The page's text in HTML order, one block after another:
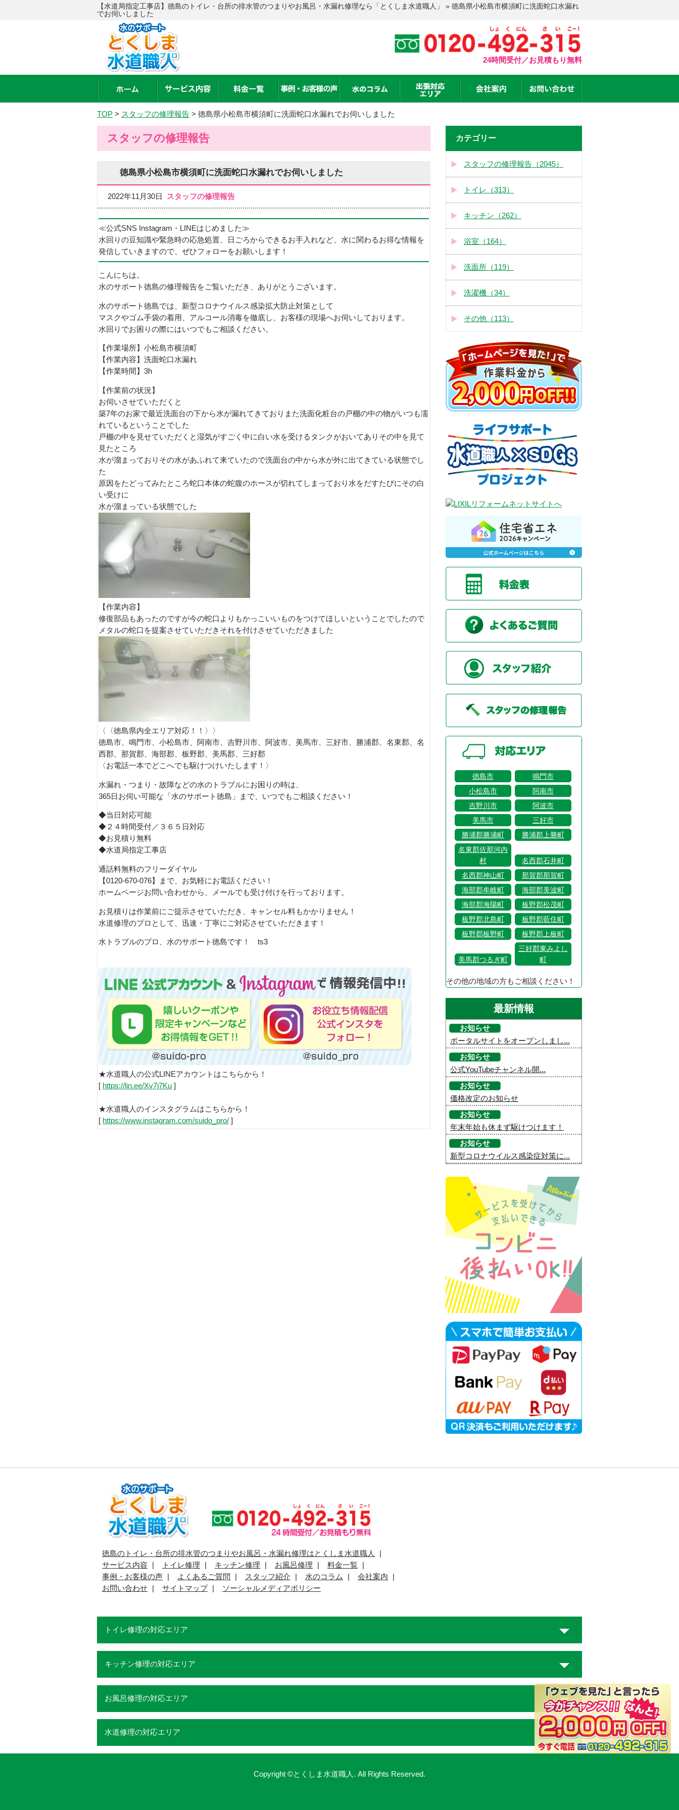
【水道局指定工事店】徳島のトイレ・台所の排水管のつまりやお風呂・水漏れ修理なら「とくしま水道職人」 » 徳島県小松島市横須町に洗面蛇口水漏れ
でお伺いしました
24時間受付／お見積もり無料
TOP > スタッフの修理報告 > 徳島県小松島市横須町に洗面蛇口水漏れでお伺いしました
スタッフの修理報告
徳島県小松島市横須町に洗面蛇口水漏れでお伺いしました
2022年11月30日 スタッフの修理報告
≪公式SNS Instagram・LINEはじめました≫
水回りの豆知識や緊急時の応急処置、日ごろからできるお手入れなど、水に関わるお得な情報を
発信していきますので、ぜひフォローをお願いします！
こんにちは。
水のサポート徳島の修理報告をご覧いただき、ありがとうございます。
水のサポート徳島では、新型コロナウイルス感染拡大防止対策として
マスクやゴム手袋の着用、アルコール消毒を徹底し、お客様の現場へお伺いしております。
水回りでお困りの際にはいつでもご相談ください。
【作業場所】小松島市横須町
【作業内容】洗面蛇口水漏れ
【作業時間】3h
【作業前の状況】
お伺いさせていただくと
築7年のお家で最近洗面台の下から水が漏れてきておりまた洗面化粧台の戸棚の中の物がいつも濡
れているということでした
戸棚の中を見せていただくと湿気がすごく中に白い水を受けるタンクがおいてありその中を見て
見たところ
水が溜まっておりその水があふれて来ていたので洗面台の中から水が外に出てきている状態でし
た
原因をたどってみたところ蛇口本体の蛇腹のホースが切れてしまっており水をだすたびにその白
い受けに
水が溜まっている状態でした
【作業内容】
修復部品もあったのですが今の蛇口よりもかっこいいものをつけてほしいということでしたので
メタルの蛇口を提案させていただきそれを付けさせていただきました
〈〈徳島県内全エリア対応！！〉〉
徳島市、鳴門市、小松島市、阿南市、吉野川市、阿波市、美馬市、三好市、勝浦郡、名東郡、名
西郡、那賀郡、海部郡、板野郡、美馬郡、三好郡
〈お電話一本でどこへでも駆けつけいたします！〉
水漏れ・つまり・故障などの水のトラブルにお困りの時は、
365日お伺い可能な「水のサポート徳島」まで、いつでもご相談ください！
◆当日対応可能
◆２４時間受付／３６５日対応
◆お見積り無料
◆水道局指定工事店
通話料無料のフリーダイヤル
【0120-670-076】まで、お気軽にお電話ください！
ホームページお問い合わせから、メールでも受け付けを行っております。
お見積りは作業前にご提示させていただき、キャンセル料もかかりません！
水道修理のプロとして、迅速・丁寧にご対応させていただきます！
水トラブルのプロ、水のサポート徳島です！ ts3
★水道職人の公式LINEアカウントはこちらから！
[ https://lin.ee/Xv7j7Ku ]
★水道職人のインスタグラムはこちらから！
[ https://www.instagram.com/suido_pro/ ]
カテゴリー
スタッフの修理報告（2045）
トイレ（313）
キッチン（262）
浴室（164）
洗面所（119）
洗濯機（34）
その他（113）
徳島市
鳴門市
小松島市
阿南市
吉野川市
阿波市
美馬市
三好市
勝浦郡勝浦町
勝浦郡上勝町
名東郡佐那河内
村
名西郡石井町
名西郡神山町
那賀郡那賀町
海部郡牟岐町
海部郡美波町
海部郡海陽町
板野郡松茂町
板野郡北島町
板野郡藍住町
板野郡板野町
板野郡上板町
美馬郡つるぎ町
三好郡東みよし
町
その他の地域の方もご相談ください！
最新情報
お知らせ
ポータルサイトをオープンしまし...
お知らせ
公式YouTubeチャンネル開...
お知らせ
価格改定のお知らせ
お知らせ
年末年始も休まず駆けつけます！
お知らせ
新型コロナウイルス感染症対策に...
徳島のトイレ・台所の排水管のつまりやお風呂・水漏れ修理はとくしま水道職人
サービス内容
トイレ修理 キッチン修理 お風呂修理
料金一覧
事例・お客様の声
よくあるご質問 スタッフ紹介 水のコラム
会社案内
お問い合わせ
サイトマップ ソーシャルメディアポリシー
トイレ修理の対応エリア
キッチン修理の対応エリア
お風呂修理の対応エリア
水道修理の対応エリア
Copyright ©とくしま水道職人. All Rights Reserved.